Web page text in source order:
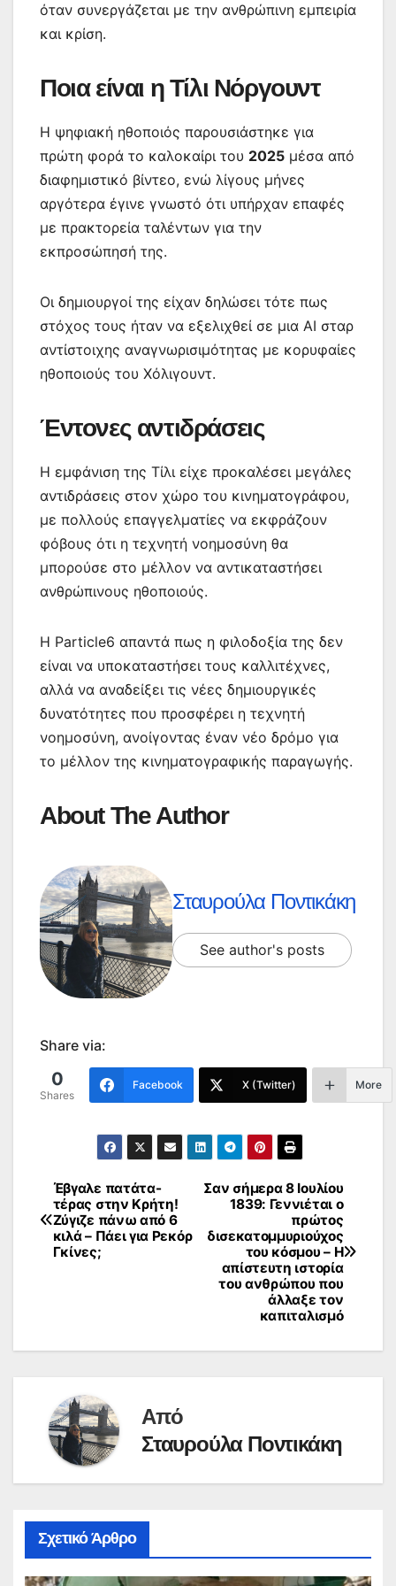
όταν συνεργάζεται με την ανθρώπινη εμπειρία
και κρίση.
Ποια είναι η Τίλι Νόργουντ
Η ψηφιακή ηθοποιός παρουσιάστηκε για
πρώτη φορά το καλοκαίρι του 2025 μέσα από
διαφημιστικό βίντεο, ενώ λίγους μήνες
αργότερα έγινε γνωστό ότι υπήρχαν επαφές
με πρακτορεία ταλέντων για την
εκπροσώπησή της.
Οι δημιουργοί της είχαν δηλώσει τότε πως
στόχος τους ήταν να εξελιχθεί σε μια AI σταρ
αντίστοιχης αναγνωρισιμότητας με κορυφαίες
ηθοποιούς του Χόλιγουντ.
Έντονες αντιδράσεις
Η εμφάνιση της Τίλι είχε προκαλέσει μεγάλες
αντιδράσεις στον χώρο του κινηματογράφου,
με πολλούς επαγγελματίες να εκφράζουν
φόβους ότι η τεχνητή νοημοσύνη θα
μπορούσε στο μέλλον να αντικαταστήσει
ανθρώπινους ηθοποιούς.
Η Particle6 απαντά πως η φιλοδοξία της δεν
είναι να υποκαταστήσει τους καλλιτέχνες,
αλλά να αναδείξει τις νέες δημιουργικές
δυνατότητες που προσφέρει η τεχνητή
νοημοσύνη, ανοίγοντας έναν νέο δρόμο για
το μέλλον της κινηματογραφικής παραγωγής.
About The Author
Σταυρούλα Ποντικάκη
See author's posts
Share via:
0
Shares
Facebook X (Twitter) More
Πλοήγηση
άρθρων
Σαν σήμερα 8 Ιουλίου
1839: Γεννιέται ο
πρώτος
δισεκατομμυριούχος
του κόσμου – Η
απίστευτη ιστορία
του ανθρώπου που
άλλαξε τον
καπιταλισμό
Έβγαλε πατάτα-
τέρας στην Κρήτη!
Ζύγιζε πάνω από 6
κιλά – Πάει για Ρεκόρ
Γκίνες;
Από
Σταυρούλα Ποντικάκη
Σχετικό Άρθρο